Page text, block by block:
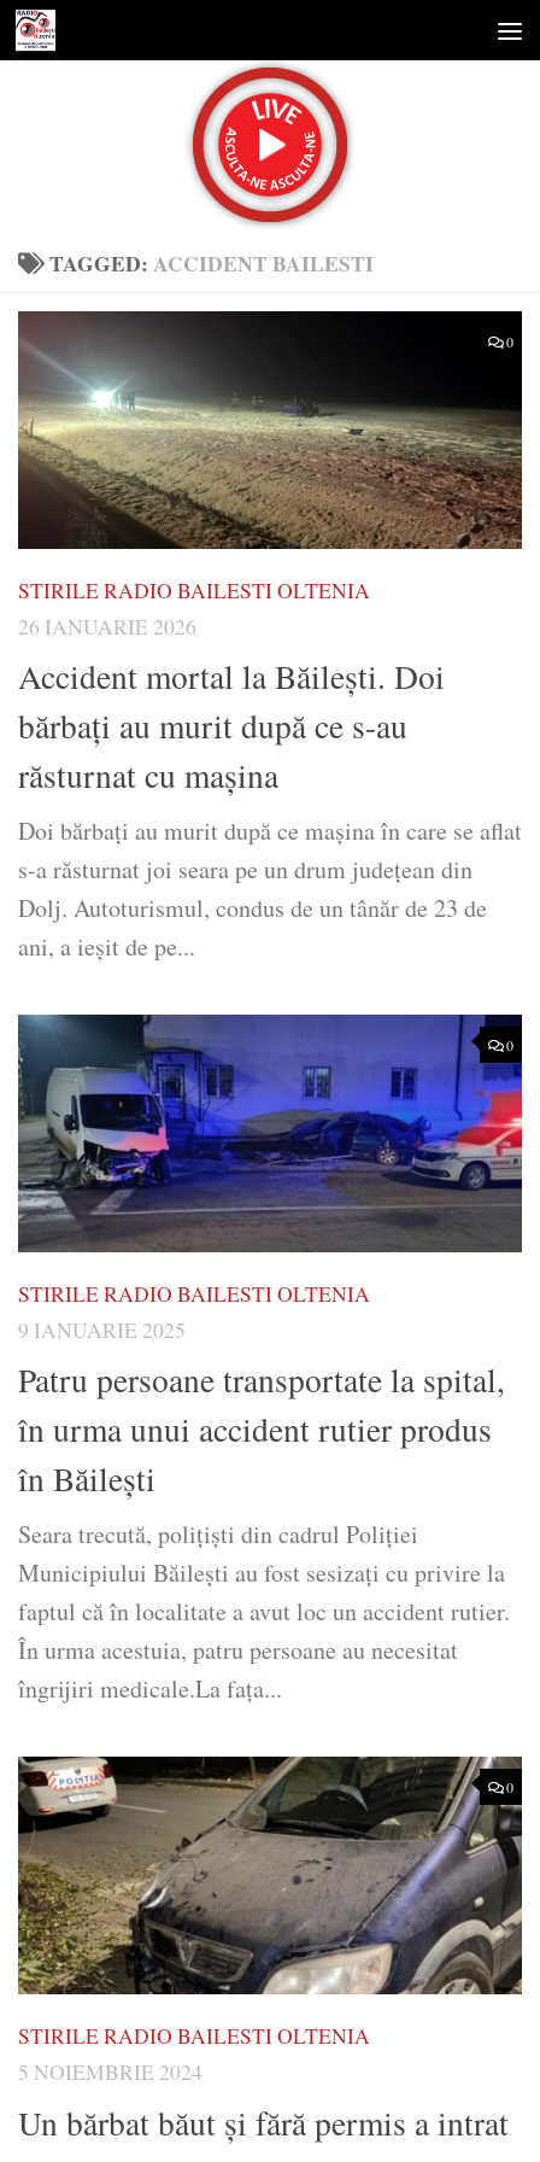
Skip to content
TAGGED:ACCIDENT BAILESTI
0
STIRILE RADIO BAILESTI OLTENIA
26 IANUARIE 2026
Accident mortal la Băileşti. Doi
bărbați au murit după ce s-au
răsturnat cu mașina
Doi bărbați au murit după ce mașina în care se aflat
s-a răsturnat joi seara pe un drum județean din
Dolj. Autoturismul, condus de un tânăr de 23 de
ani, a ieșit de pe...
0
STIRILE RADIO BAILESTI OLTENIA
9 IANUARIE 2025
Patru persoane transportate la spital,
în urma unui accident rutier produs
în Băileşti
Seara trecută, polițiști din cadrul Poliției
Municipiului Băilești au fost sesizați cu privire la
faptul că în localitate a avut loc un accident rutier.
În urma acestuia, patru persoane au necesitat
îngrijiri medicale.La fața...
0
STIRILE RADIO BAILESTI OLTENIA
5 NOIEMBRIE 2024
Un bărbat băut și fără permis a intrat